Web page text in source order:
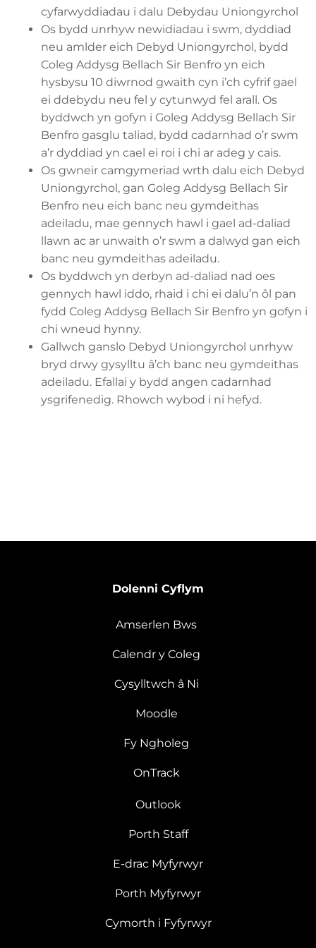
cyfarwyddiadau i dalu Debydau Uniongyrchol
Os bydd unrhyw newidiadau i swm, dyddiad
neu amlder eich Debyd Uniongyrchol, bydd
Coleg Addysg Bellach Sir Benfro yn eich
hysbysu 10 diwrnod gwaith cyn i’ch cyfrif gael
ei ddebydu neu fel y cytunwyd fel arall. Os
byddwch yn gofyn i Goleg Addysg Bellach Sir
Benfro gasglu taliad, bydd cadarnhad o’r swm
a’r dyddiad yn cael ei roi i chi ar adeg y cais.
Os gwneir camgymeriad wrth dalu eich Debyd
Uniongyrchol, gan Goleg Addysg Bellach Sir
Benfro neu eich banc neu gymdeithas
adeiladu, mae gennych hawl i gael ad-daliad
llawn ac ar unwaith o’r swm a dalwyd gan eich
banc neu gymdeithas adeiladu.
Os byddwch yn derbyn ad-daliad nad oes
gennych hawl iddo, rhaid i chi ei dalu’n ôl pan
fydd Coleg Addysg Bellach Sir Benfro yn gofyn i
chi wneud hynny.
Gallwch ganslo Debyd Uniongyrchol unrhyw
bryd drwy gysylltu â’ch banc neu gymdeithas
adeiladu. Efallai y bydd angen cadarnhad
ysgrifenedig. Rhowch wybod i ni hefyd.
Dolenni Cyflym
Amserlen Bws
Calendr y Coleg
Cysylltwch â Ni
Moodle
Fy Ngholeg
OnTrack
Outlook
Porth Staff
E-drac Myfyrwyr
Porth Myfyrwyr
Cymorth i Fyfyrwyr